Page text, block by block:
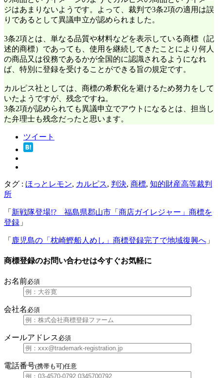
ジはあまりないようです。よって、裁判で3条2項の適用は誤
りであるとして異議申立が認められました。
3条2項とは、単なる品質や材料などを表示している商標（記
述的商標）であっても、使用を継続してきたことにより何人
の商品又は役務であるかが全国的に認識されるようになれ
ば、特別に登録を受けることができる旨の規定です。
カルピス社としては、商標の希釈化を避けるため努力をして
いたようですが、残念ですね。
3条2項が認められても異議申立でアウトになるとは、担当し
た弁理士も残念だったと思います。
ツイート
タグ : ほっとレモン, カルピス, 判決, 商標, 知的財産高等裁判
所
「 新戦隊登場!? 福島県郡山市「商店ガイレジャー」商標を
登録 」
「 鹿児島の「枕崎鰹船人めし」商標登録完了で地域復興へ 」
商標登録のお問い合わせは今すぐお気軽に
お名前必須
会社名 必須
メールアドレス 必須
電話番号(携帯も可)任意